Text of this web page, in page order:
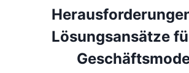
Lösungsansätze